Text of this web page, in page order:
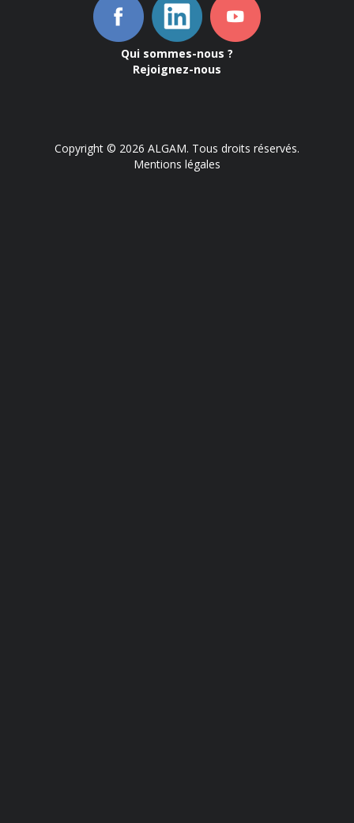
Qui sommes-nous ?
Rejoignez-nous
Copyright © 2026 ALGAM. Tous droits réservés.
Mentions légales